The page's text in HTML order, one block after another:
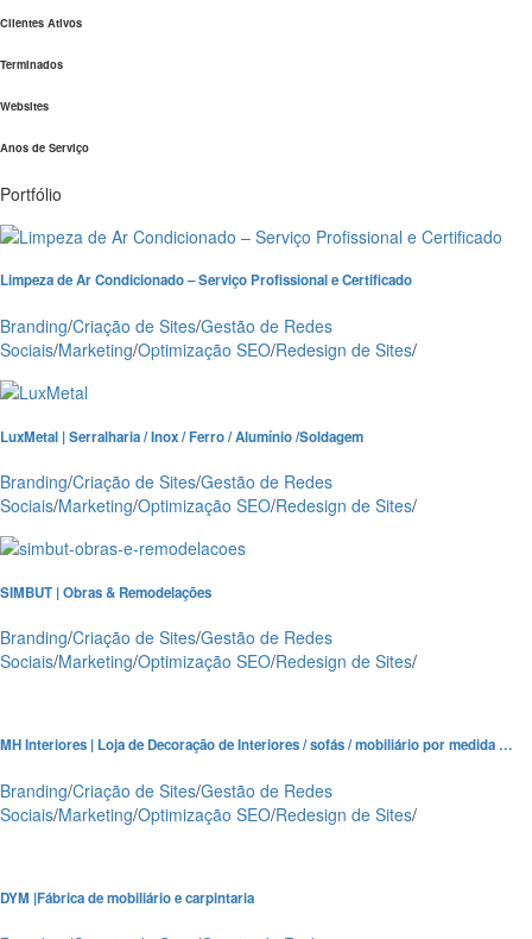
Clientes Ativos
Terminados
Websites
Anos de Serviço
Portfólio
Limpeza de Ar Condicionado – Serviço Profissional e Certificado
Branding/Criação de Sites/Gestão de Redes
Sociais/Marketing/Optimização SEO/Redesign de Sites/
LuxMetal | Serralharia / Inox / Ferro / Alumínio /Soldagem
Branding/Criação de Sites/Gestão de Redes
Sociais/Marketing/Optimização SEO/Redesign de Sites/
SIMBUT | Obras & Remodelações
Branding/Criação de Sites/Gestão de Redes
Sociais/Marketing/Optimização SEO/Redesign de Sites/
MH Interiores | Loja de Decoração de Interiores / sofás / mobiliário por medida …
Branding/Criação de Sites/Gestão de Redes
Sociais/Marketing/Optimização SEO/Redesign de Sites/
DYM |Fábrica de mobiliário e carpintaria